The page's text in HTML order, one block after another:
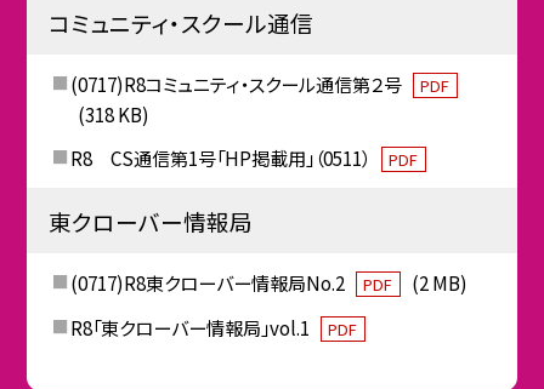
コミュニティ・スクール通信
(0717)R8コミュニティ・スクール通信第２号 PDF
(318 KB)
R8 CS通信第1号「HP掲載用」（0511）
PDF
東クローバー情報局
(0717)R8東クローバー情報局No.2 PDF
(2 MB)
R8「東クローバー情報局」vol.1
PDF